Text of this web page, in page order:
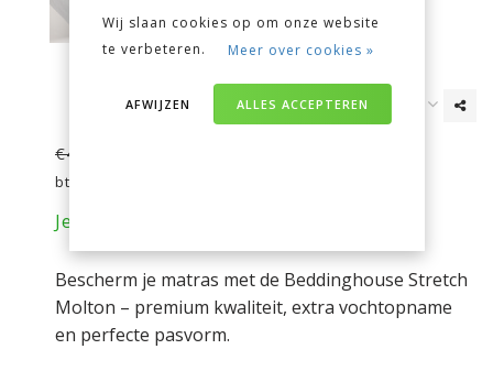
€49,95
btw
Je bespaart nu 2 euro op je aankoop!
Bescherm je matras met de Beddinghouse Stretch
Molton – premium kwaliteit, extra vochtopname
en perfecte pasvorm.
Wij slaan cookies op om onze website
te verbeteren.
Meer over cookies »
ALLES ACCEPTEREN
AFWIJZEN